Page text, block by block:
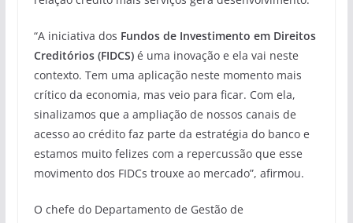
“A iniciativa dos Fundos de Investimento em Direitos
Creditórios (FIDCS)é uma inovação e ela vai neste
contexto. Tem uma aplicação neste momento mais
crítico da economia, mas veio para ficar. Com ela,
sinalizamos que a ampliação de nossos canais de
acesso ao crédito faz parte da estratégia do banco e
estamos muito felizes com a repercussão que esse
movimento dos FIDCs trouxe ao mercado”, afirmou.
O chefe do Departamento de Gestão de